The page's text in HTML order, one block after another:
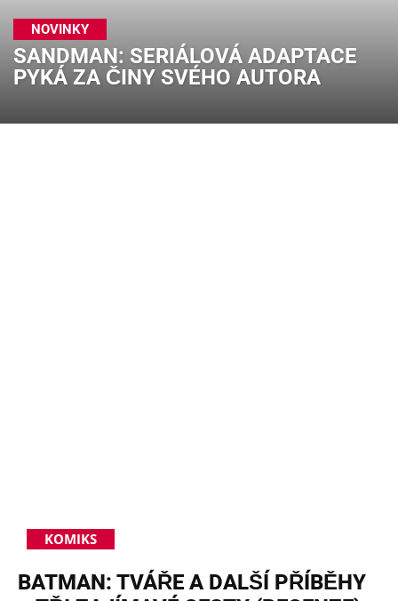
NOVINKY
SANDMAN: SERIÁLOVÁ ADAPTACE
PYKÁ ZA ČINY SVÉHO AUTORA
KOMIKS
BATMAN: TVÁŘE A DALŠÍ PŘÍBĚHY